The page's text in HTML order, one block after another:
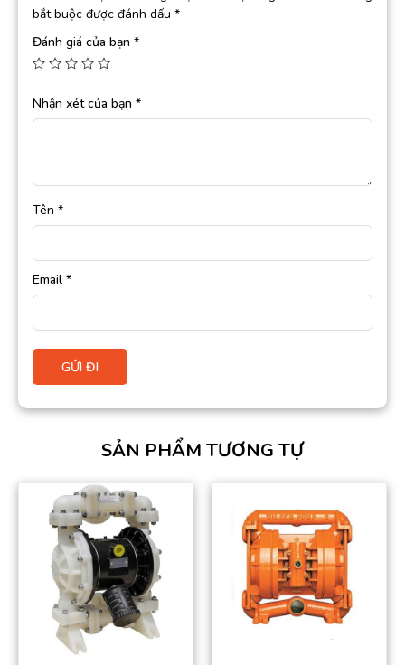
bắt buộc được đánh dấu *
Đánh giá của bạn *
Nhận xét của bạn *
Tên *
Email *
SẢN PHẨM TƯƠNG TỰ